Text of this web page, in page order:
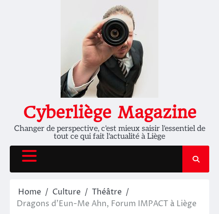
Cyberliège Magazine
Changer de perspective, c'est mieux saisir l'essentiel de
tout ce qui fait l'actualité à Liège
Home Culture
Théâtre
Dragons d’Eun-Me Ahn, Forum IMPACT à Liège